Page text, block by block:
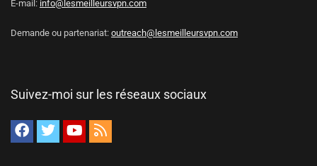
E-mail: info@lesmeilleursvpn.com
Demande ou partenariat: outreach@lesmeilleursvpn.com
Suivez-moi sur les réseaux sociaux